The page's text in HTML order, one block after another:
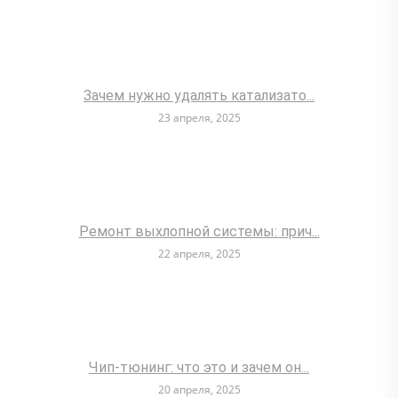
Зачем нужно удалять катализато...
23 апреля, 2025
Ремонт выхлопной системы: прич...
22 апреля, 2025
Чип-тюнинг: что это и зачем он...
20 апреля, 2025